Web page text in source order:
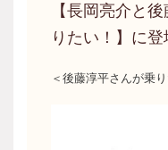
【長岡亮介と
りたい！】に
＜後藤淳平さんが乗